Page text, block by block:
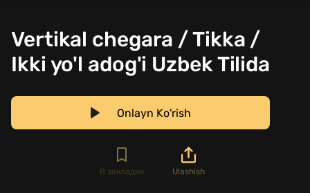
Vertikal chegara / Tikka /
Ikki yo'l adog'i Uzbek Tilida
Onlayn Ko'rish
В закладки Ulashish